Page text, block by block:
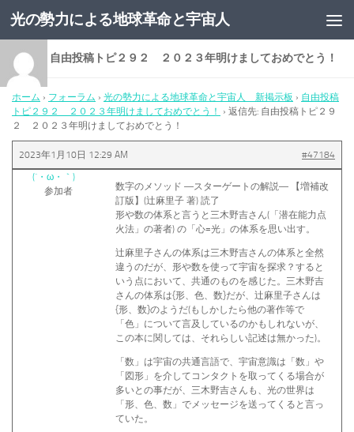
コンテンツへスキップ
光の勢力による地球革命と宇宙人
返信先: 自由投稿トピ２９２ ２０２３年明けましておめでとう！
ホーム › フォーラム › 光の勢力による地球革命と宇宙人 新掲示板 › 自由投稿
トピ２９２ ２０２３年明けましておめでとう！
› 返信先: 自由投稿トピ２９
２ ２０２３年明けましておめでとう！
2023年1月10日 12:29 AM
#47184
(´・ω・｀)
参加者
数字のメソッド ―スターゲートの解説― 【増補改
訂版】(辻麻里子 著) 読了
形や数の体系と言うと三木野吉さん(「潜在能力点
火法」の著者) の「心=光」の体系を思い出す。
辻麻里子さんの体系は三木野吉さんの体系と全然
違うのだが、形や数を使って宇宙を探求？すると
いう点において、共通のものを感じた。三木野吉
さんの体系は{形、色、数}だが、辻麻里子さんは
{形、数}のようだ(もしかしたら他の著作等で
「色」について言及しているのかもしれないが、
この本に関しては、それらしい記述は無かった)。
「数」は宇宙の共通言語で、宇宙意識は「数」や
「図形」を介してコンタクトを取ってくる場合が
多いとの事だが、三木野吉さんも、光の世界は
「形、色、数」でメッセージを送ってくると言っ
ていた。